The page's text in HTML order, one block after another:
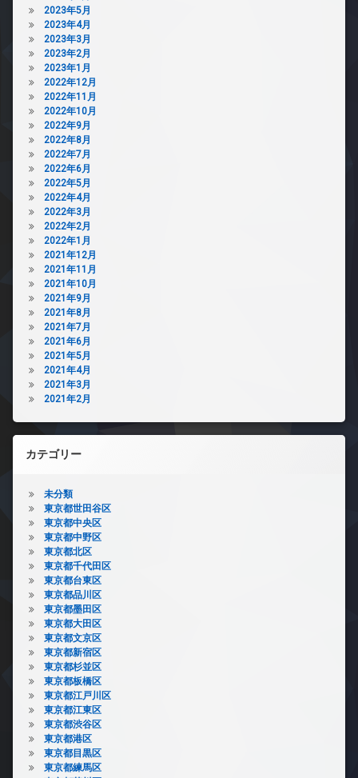
輪
場
2023年5月
2023年4月
2023年3月
2023年2月
2023年1月
2022年12月
2022年11月
2022年10月
2022年9月
2022年8月
2022年7月
2022年6月
2022年5月
2022年4月
2022年3月
2022年2月
2022年1月
2021年12月
2021年11月
2021年10月
2021年9月
2021年8月
2021年7月
2021年6月
2021年5月
2021年4月
2021年3月
2021年2月
カテゴリー
未分類
東京都世田谷区
東京都中央区
東京都中野区
東京都北区
東京都千代田区
東京都台東区
東京都品川区
東京都墨田区
東京都大田区
東京都文京区
東京都新宿区
東京都杉並区
東京都板橋区
東京都江戸川区
東京都江東区
東京都渋谷区
東京都港区
東京都目黒区
東京都練馬区